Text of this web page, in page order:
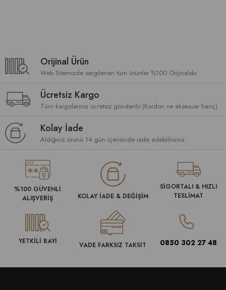
Orijinal Ürün
Web Sitemizde sergilenen tüm ürünler %100 Orijinaldir.
Ücretsiz Kargo
Tüm kargolarınız ücretsiz gönderilir.(Kordon ve aksesuar hariç)
Kolay İade
Aldığınız ürünü 14 gün içerisinde iade edebilirsiniz.
%100 GÜVENLİ
ALIŞVERİŞ
KOLAY İADE & DEĞİŞİM
SİGORTALI & HIZLI
TESLİMAT
YETKİLİ BAYİ VADE FARKSIZ TAKSİT 0850 302 27 48